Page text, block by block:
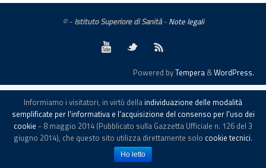
© - Istituto Superiore di Sanità- Note legali
Powered byTempera &WordPress.
Informiamo i visitatori, in virtù della individuazione delle modalità
semplificate per l'informativa e l'acquisizione del consenso per l'uso dei
cookie - 8 maggio 2014 (Pubblicato sulla Gazzetta Ufficiale n. 126 del 3
giugno 2014), che questo sito utilizza direttamente solo cookie tecnici.
Ho letto